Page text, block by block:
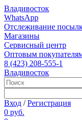
Владивосток
WhatsApp
Отслеживание
Магазины
Сервисный центр
Оптовым
8 (423) 208-555-1
Владивосток
Вход /Регистрация
0 руб.